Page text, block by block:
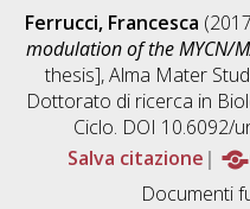
Ferrucci, Francesca
modulation of the MYCN/
thesis], Alma Mater
Dottorato di ricerca in
Ciclo. DOI 10.6092/
Salva citazione
Documenti